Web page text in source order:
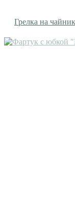
Грелка на